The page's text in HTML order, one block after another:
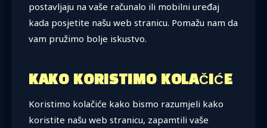
postavljaju na vaše računalo ili mobilni uređaj
kada posjetite našu web stranicu. Pomažu nam da
vam pružimo bolje iskustvo.
KAKO KORISTIMO KOLAČIĆE
Koristimo kolačiće kako bismo razumjeli kako
koristite našu web stranicu, zapamtili vaše